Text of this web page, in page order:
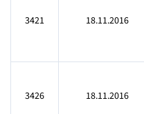
3421 18.11.2016
3426 18.11.2016